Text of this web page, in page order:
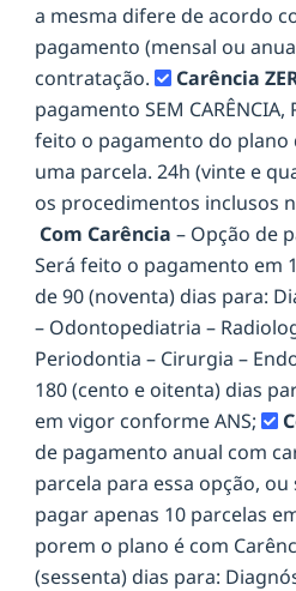
a mesma difere de acordo
pagamento (mensal ou
contratação.
Carência
pagamento SEM
feito o pagamento do plano
uma parcela. 24h (vinte e
os procedimentos inclusos
Com Carência – Opção de
Será feito o pagamento em
de 90 (noventa) dias para:
– Odontopediatria –
Periodontia – Cirurgia –
180 (cento e oitenta) dias
em vigor conforme ANS;
de pagamento anual com
parcela para essa opção,
pagar apenas 10 parcelas
porem o plano é com
(sessenta) dias para: